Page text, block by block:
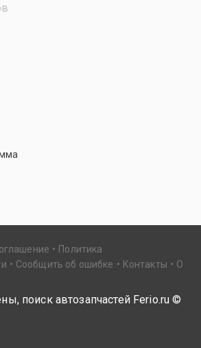
Политика
Сообщить об ошибке Контакты
О
поиск автозапчастей Ferio.ru ©